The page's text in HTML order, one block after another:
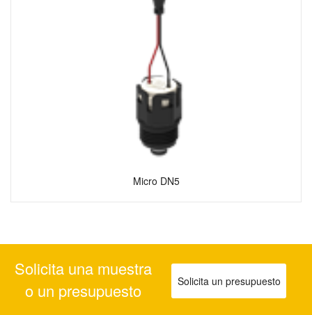
Micro DN5
Solicita una muestra
o un presupuesto
Solicita un presupuesto